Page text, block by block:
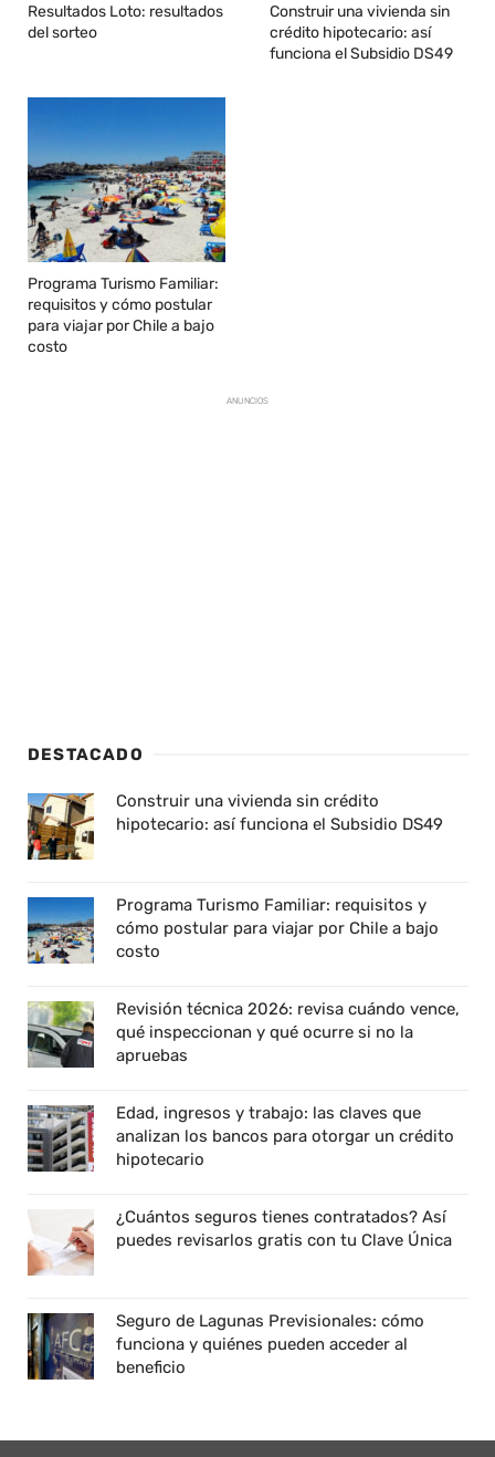
Resultados Loto: resultados
del sorteo
Construir una vivienda sin
crédito hipotecario: así
funciona el Subsidio DS49
Programa Turismo Familiar:
requisitos y cómo postular
para viajar por Chile a bajo
costo
ANUNCIOS
DESTACADO
Construir una vivienda sin crédito
hipotecario: así funciona el Subsidio DS49
Programa Turismo Familiar: requisitos y
cómo postular para viajar por Chile a bajo
costo
Revisión técnica 2026: revisa cuándo vence,
qué inspeccionan y qué ocurre si no la
apruebas
Edad, ingresos y trabajo: las claves que
analizan los bancos para otorgar un crédito
hipotecario
¿Cuántos seguros tienes contratados? Así
puedes revisarlos gratis con tu Clave Única
Seguro de Lagunas Previsionales: cómo
funciona y quiénes pueden acceder al
beneficio